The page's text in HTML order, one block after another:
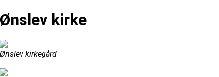
Ønslev kirke
Ønslev kirkegård